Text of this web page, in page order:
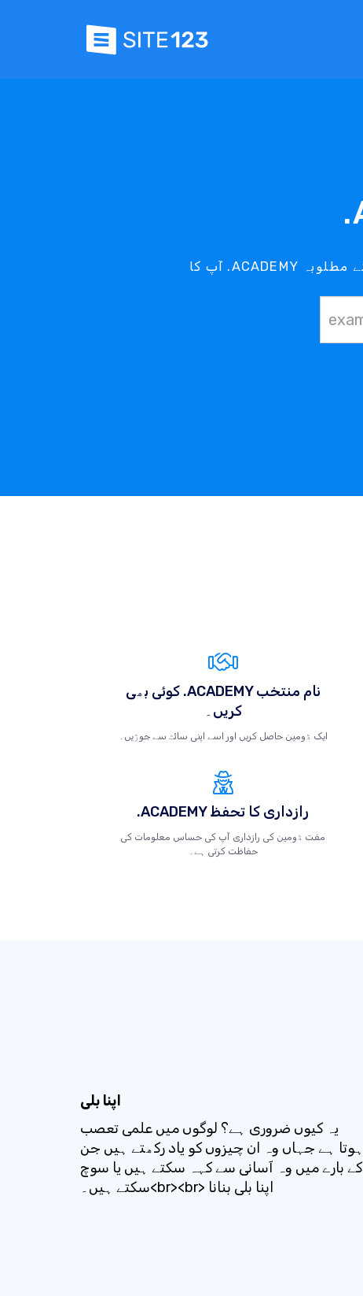
آپ کا .ACADEMY ڈومین آپ کی پہنچ میں ہے - اپنے مطلوبہ .ACADEMY ڈومین کے لیے ہمارے .ACADEMY سرچ
کوئی بھی .ACADEMY نام منتخب
کریں۔
ایک ڈومین حاصل کریں اور اسے اپنی سائٹ سے جوڑیں۔
.ACADEMY رازداری کا تحفظ
مفت ڈومین کی رازداری آپ کی حساس معلومات کی
حفاظت کرتی ہے۔
اپنا بلی
یہ کیوں ضروری ہے؟ لوگوں میں علمی تعصب
ہوتا ہے جہاں وہ ان چیزوں کو یاد رکھتے ہیں جن
کے بارے میں وہ آسانی سے کہہ سکتے ہیں یا سوچ
سکتے ہیں۔<br><br> اپنا بلی بنانا